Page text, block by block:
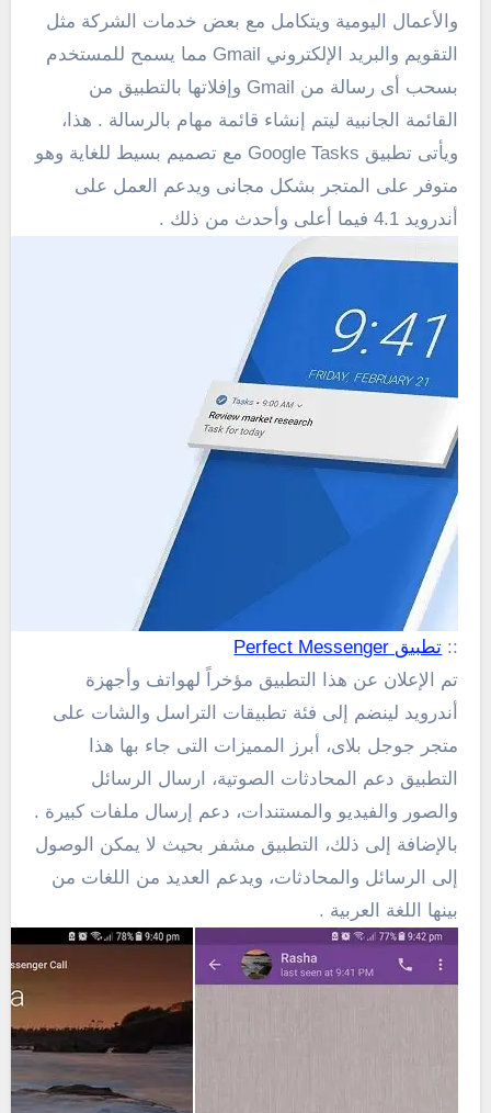
والأعمال اليومية ويتكامل مع بعض خدمات الشركة مثل
التقويم والبريد الإلكتروني Gmail مما يسمح للمستخدم
بسحب أى رسالة من Gmail وإفلاتها بالتطبيق من
القائمة الجانبية ليتم إنشاء قائمة مهام بالرسالة . هذا،
ويأتى تطبيق Google Tasks مع تصميم بسيط للغاية وهو
متوفر على المتجر بشكل مجانى ويدعم العمل على
أندرويد 4.1 فيما أعلى وأحدث من ذلك .
:: تطبيق Perfect Messenger
تم الإعلان عن هذا التطبيق مؤخراً لهواتف وأجهزة
أندرويد لينضم إلى فئة تطبيقات التراسل والشات على
متجر جوجل بلاى، أبرز المميزات التى جاء بها هذا
التطبيق دعم المحادثات الصوتية، ارسال الرسائل
والصور والفيديو والمستندات، دعم إرسال ملفات كبيرة .
بالإضافة إلى ذلك، التطبيق مشفر بحيث لا يمكن الوصول
إلى الرسائل والمحادثات، ويدعم العديد من اللغات من
بينها اللغة العربية .